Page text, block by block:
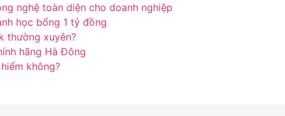
nghệ toàn diện cho doanh nghiệp
học bổng 1 tỷ đồng
thường xuyên?
hãng Hà Đông
không?